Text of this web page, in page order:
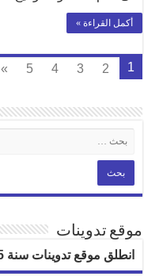
أكمل القراءة »
1
2
3
4
5
»
موقع تدوينات
انطلق موقع تدوينات سنة 2015